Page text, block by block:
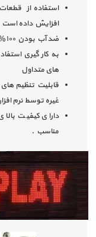
استفاده از قطعات
افزایش داده است
ضد آب بودن ۱۰۰% تابلو جهت جلوگیری از خرابی تابلو
به کار گیری
های متداول
قابلیت تنظیم
غیره توسط نرم
دارای کیفیت
مناسب .